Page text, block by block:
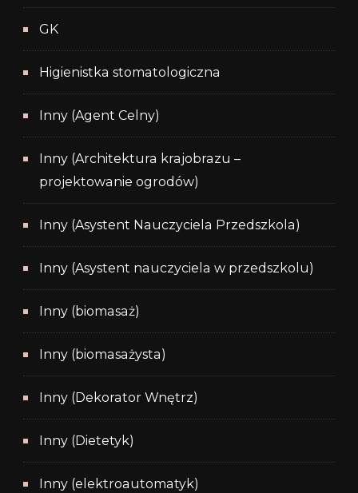
GK
Higienistka stomatologiczna
Inny (Agent Celny)
Inny (Architektura krajobrazu –
projektowanie ogrodów)
Inny (Asystent Nauczyciela Przedszkola)
Inny (Asystent nauczyciela w przedszkolu)
Inny (biomasaż)
Inny (biomasażysta)
Inny (Dekorator Wnętrz)
Inny (Dietetyk)
Inny (elektroautomatyk)